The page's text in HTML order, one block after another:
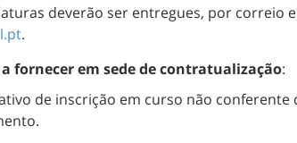
deverão ser entregues, por correio
.
fornecer em sede de contratualização:
de inscrição em curso não conferente